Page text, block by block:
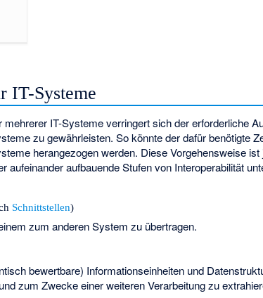
IT-Systeme
IT-Systeme verringert sich der erforderliche
zu gewährleisten. So könnte der dafür benötigte
herangezogen werden. Diese Vorgehensweise ist
aufeinander aufbauende Stufen von Interoperabilität
Schnittstellen)
zum anderen System zu übertragen.
bewertbare) Informationseinheiten und
zum Zwecke einer weiteren Verarbeitung zu